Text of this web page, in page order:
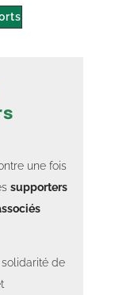
une fois
supporters
de